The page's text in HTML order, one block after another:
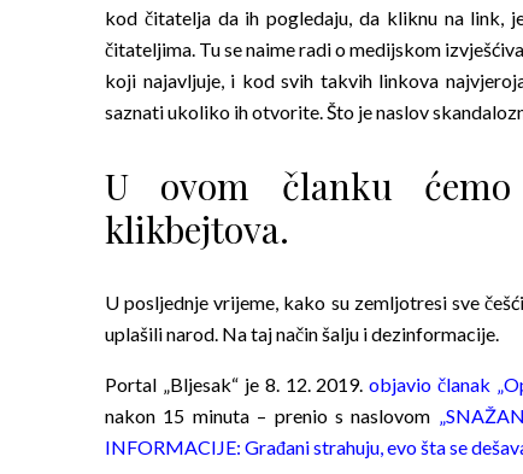
kod čitatelja da ih pogledaju, da kliknu na link,
čitateljima. Tu se naime radi o medijskom
koji najavljuje, i kod svih takvih linkova
saznati ukoliko ih otvorite. Što je naslov
U ovom članku
klikbejtova.
U posljednje vrijeme, kako su zemljotresi sve
uplašili narod. Na taj način šalju i dezinformacije.
Portal „Bljesak“ je 8. 12. 2019.objavio članak
nakon 15 minuta – prenio s naslovom
INFORMACIJE: Građani strahuju, evo šta se